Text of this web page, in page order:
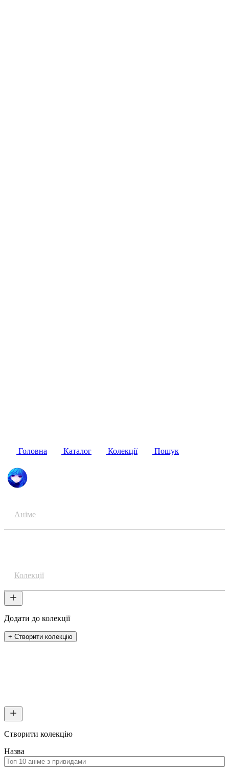
Головна Каталог Колекції Пошук
Аніме
Колекції
Додати до колекції
+ Створити колекцію
Створити колекцію
Назва